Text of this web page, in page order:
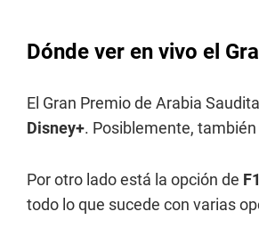
Dónde ver en vivo el
El Gran Premio de Arabia
Disney+. Posiblemente,
Por otro lado está la opción de
todo lo que sucede con varias